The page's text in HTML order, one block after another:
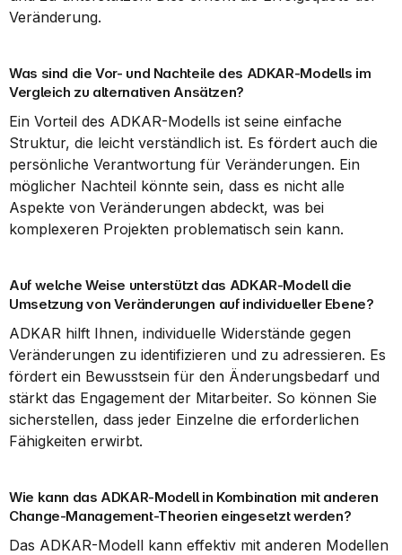
Veränderung.
Was sind die Vor- und Nachteile des ADKAR-Modells im
Vergleich zu alternativen Ansätzen?
Ein Vorteil des ADKAR-Modells ist seine einfache
Struktur, die leicht verständlich ist. Es fördert auch die
persönliche Verantwortung für Veränderungen. Ein
möglicher Nachteil könnte sein, dass es nicht alle
Aspekte von Veränderungen abdeckt, was bei
komplexeren Projekten problematisch sein kann.
Auf welche Weise unterstützt das ADKAR-Modell die
Umsetzung von Veränderungen auf individueller Ebene?
ADKAR hilft Ihnen, individuelle Widerstände gegen
Veränderungen zu identifizieren und zu adressieren. Es
fördert ein Bewusstsein für den Änderungsbedarf und
stärkt das Engagement der Mitarbeiter. So können Sie
sicherstellen, dass jeder Einzelne die erforderlichen
Fähigkeiten erwirbt.
Wie kann das ADKAR-Modell in Kombination mit anderen
Change-Management-Theorien eingesetzt werden?
Das ADKAR-Modell kann effektiv mit anderen Modellen